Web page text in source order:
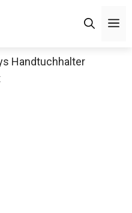
Handtuchhalter